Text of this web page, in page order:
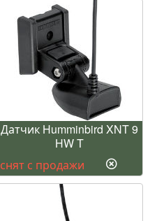
Датчик Humminbird XNT 9
HW T
снят с продажи